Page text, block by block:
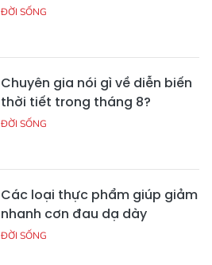
ĐỜI SỐNG
Chuyên gia nói gì về diễn biến
thời tiết trong tháng 8?
ĐỜI SỐNG
Các loại thực phẩm giúp giảm
nhanh cơn đau dạ dày
ĐỜI SỐNG